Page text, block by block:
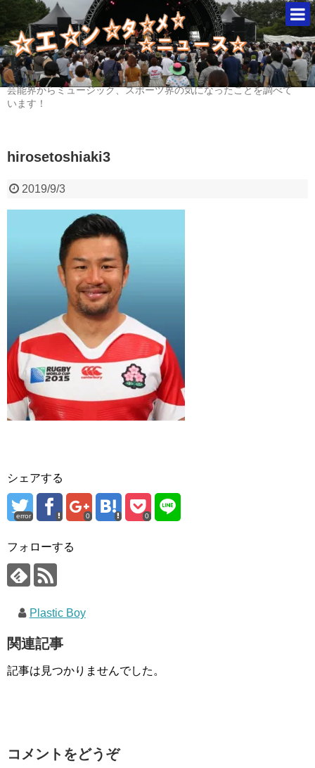
芸能界からミュージック、スポーツ界の気になったことを調べて
います！
hirosetoshiaki3
2019/9/3
シェアする
error 0 0
フォローする
Plastic Boy
関連記事
記事は見つかりませんでした。
コメントをどうぞ